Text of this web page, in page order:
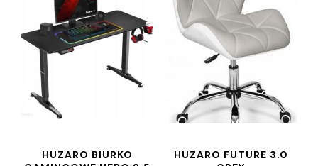
HUZARO BIURKO
HUZARO FUTURE 3.0